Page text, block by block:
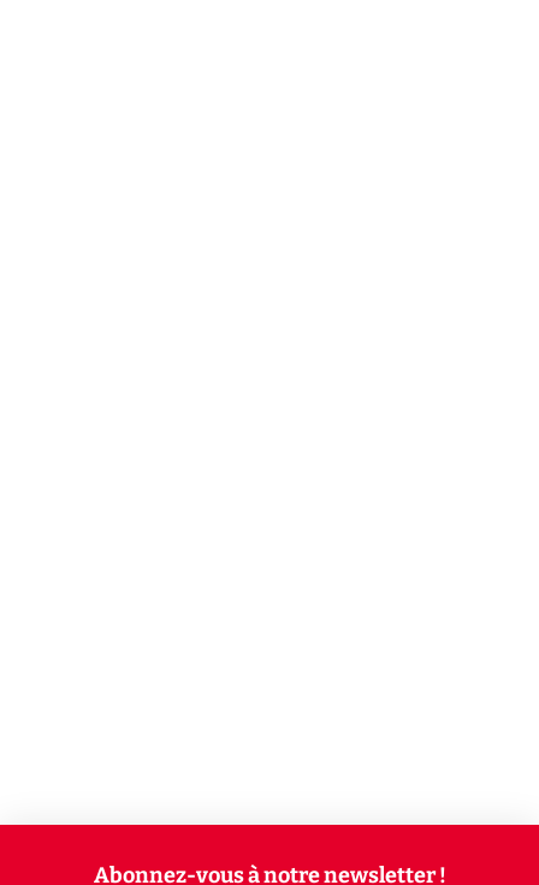
Abonnez-vous à notre newsletter !